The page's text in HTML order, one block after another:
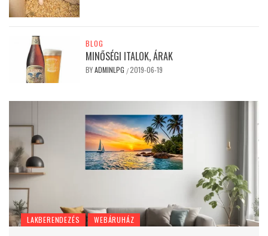
BLOG
MINŐSÉGI ITALOK, ÁRAK
BYADMINLPG /2019-06-19
LAKBERENDEZÉS WEBÁRUHÁZ